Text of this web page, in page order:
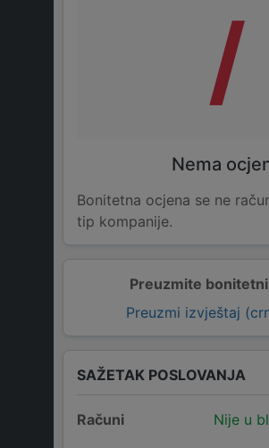
Preuzmite
Preuzmi izvještaj
/
Nema
Bonitetna ocjena se ne
tip kompanije.
SAŽETAK POSLOVANJA
Računi Nije u